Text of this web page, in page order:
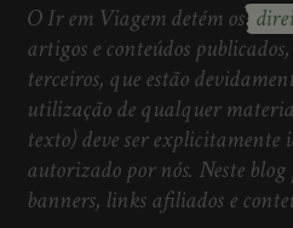
O Ir em Viagem detém os
artigos e conteúdos
terceiros, que estão
utilização de qualquer
texto) deve ser
autorizado por nós. Neste
banners, links afiliados e